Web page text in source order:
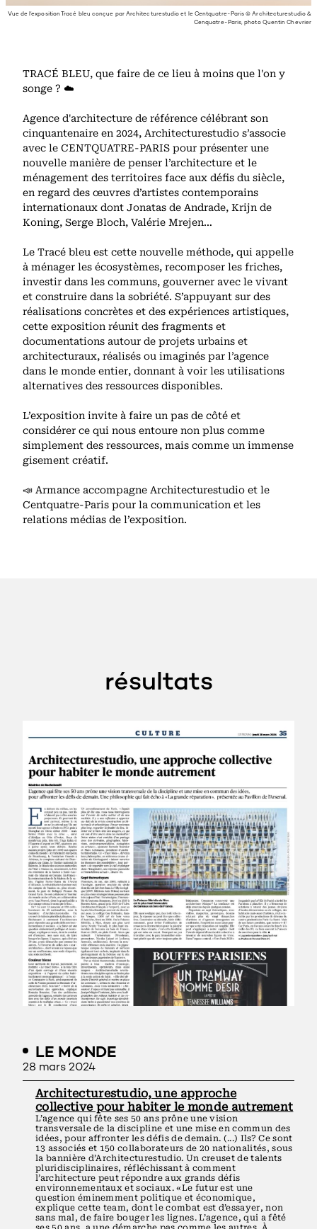
Vue de l’exposition Tracé bleu conçue par Architecturestudio et le Centquatre-Paris © Architecturestudio &
Cenquatre-Paris, photo Quentin Chevrier
TRACÉ BLEU, que faire de ce lieu à moins que l'on y
songe ? ☁️
Agence d'architecture de référence célébrant son
cinquantenaire en 2024, Architecturestudio s’associe
avec le CENTQUATRE-PARIS pour présenter une
nouvelle manière de penser l’architecture et le
ménagement des territoires face aux défis du siècle,
en regard des œuvres d’artistes contemporains
internationaux dont Jonatas de Andrade, Krijn de
Koning, Serge Bloch, Valérie Mrejen…
Le Tracé bleu est cette nouvelle méthode, qui appelle
à ménager les écosystèmes, recomposer les friches,
investir dans les communs, gouverner avec le vivant
et construire dans la sobriété. S’appuyant sur des
réalisations concrètes et des expériences artistiques,
cette exposition réunit des fragments et
documentations autour de projets urbains et
architecturaux, réalisés ou imaginés par l’agence
dans le monde entier, donnant à voir les utilisations
alternatives des ressources disponibles.
L’exposition invite à faire un pas de côté et
considérer ce qui nous entoure non plus comme
simplement des ressources, mais comme un immense
gisement créatif.
📣 Armance accompagne Architecturestudio et le
Centquatre-Paris pour la communication et les
relations médias de l’exposition.
résultats
LE MONDE
28 mars 2024
Architecturestudio, une approche
collective pour habiter le monde autrement
L’agence qui fête ses 50 ans prône une vision
transversale de la discipline et une mise en commun des
idées, pour affronter les défis de demain. (...) Ils? Ce sont
13 associés et 150 collaborateurs de 20 nationalités, sous
la bannière d’Architecturestudio. Un creuset de talents
pluridisciplinaires, réfléchissant à comment
l’architecture peut répondre aux grands défis
environnementaux et sociaux. «Le futur est une
question éminemment politique et économique,
explique cette team, dont le combat est d’essayer, non
sans mal, de faire bouger les lignes. L’agence, qui a fêté